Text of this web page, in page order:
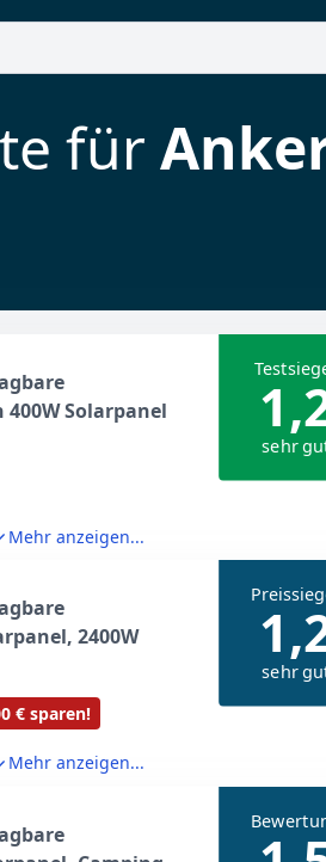
für
Solarpanel
sehr
Mehr anzeigen...
2400W
€ sparen!
sehr
Mehr anzeigen...